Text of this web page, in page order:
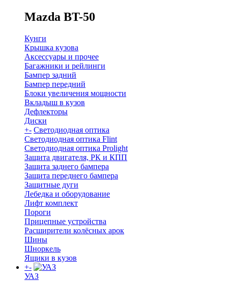
Mazda BT-50
Кунги
Крышка кузова
Аксессуары и прочее
Багажники и рейлинги
Бампер задний
Бампер передний
Блоки увеличения мощности
Вкладыш в кузов
Дефлекторы
Диски
+- Светодиодная оптика
Светодиодная оптика Flint
Светодиодная оптика Prolight
Защита двигателя, РК и КПП
Защита заднего бампера
Защита переднего бампера
Защитные дуги
Лебедка и оборудование
Лифт комплект
Пороги
Прицепные устройства
Расширители колёсных арок
Шины
Шноркель
Ящики в кузов
+-
УАЗ